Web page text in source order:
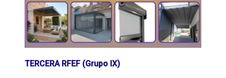
TERCERA RFEF (Grupo IX)